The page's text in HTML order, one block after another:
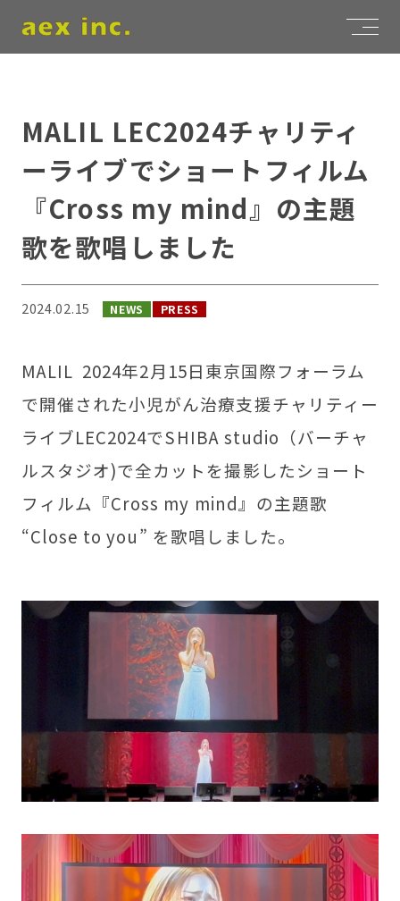
MALIL LEC2024チャリティ
ーライブでショートフィルム
『Cross my mind』の主題
歌を歌唱しました
2024.02.15 NEWS PRESS
MALIL 2024年2月15日東京国際フォーラム
で開催された小児がん治療支援チャリティー
ライブLEC2024でSHIBA studio（バーチャ
ルスタジオ)で全カットを撮影したショート
フィルム『Cross my mind』の主題歌
“Close to you” を歌唱しました。